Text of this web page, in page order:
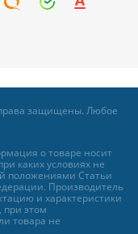
защищены. Любое
о товаре носит
каких условиях не
положениями Статьи
Производитель
и характеристики
при этом
товара не